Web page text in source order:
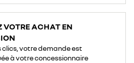
VOTRE ACHAT EN
clics, votre demande est
à votre concessionnaire